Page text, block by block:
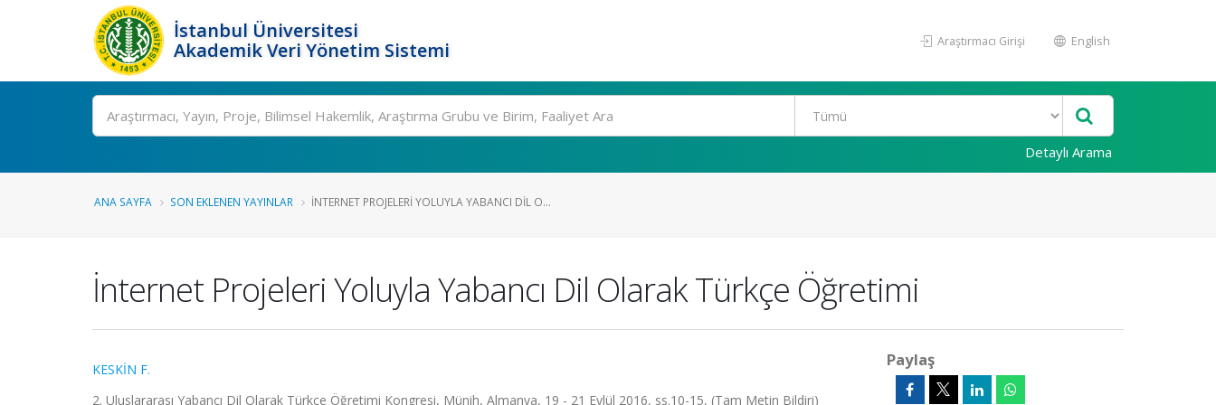
İstanbul Üniversitesi
Akademik Veri Yönetim Sistemi
Araştırmacı Girişi English
Ara
Detaylı Arama
ANA SAYFA SON EKLENEN YAYINLAR İNTERNET PROJELERI YOLUYLA YABANCI DIL O...
İnternet Projeleri Yoluyla Yabancı Dil Olarak Türkçe Öğretimi
KESKİN F.
2. Uluslararası Yabancı Dil Olarak Türkçe Öğretimi Kongresi, Münih, Almanya, 19 - 21 Eylül 2016, ss.10-15, (Tam Metin Bildiri)
Paylaş